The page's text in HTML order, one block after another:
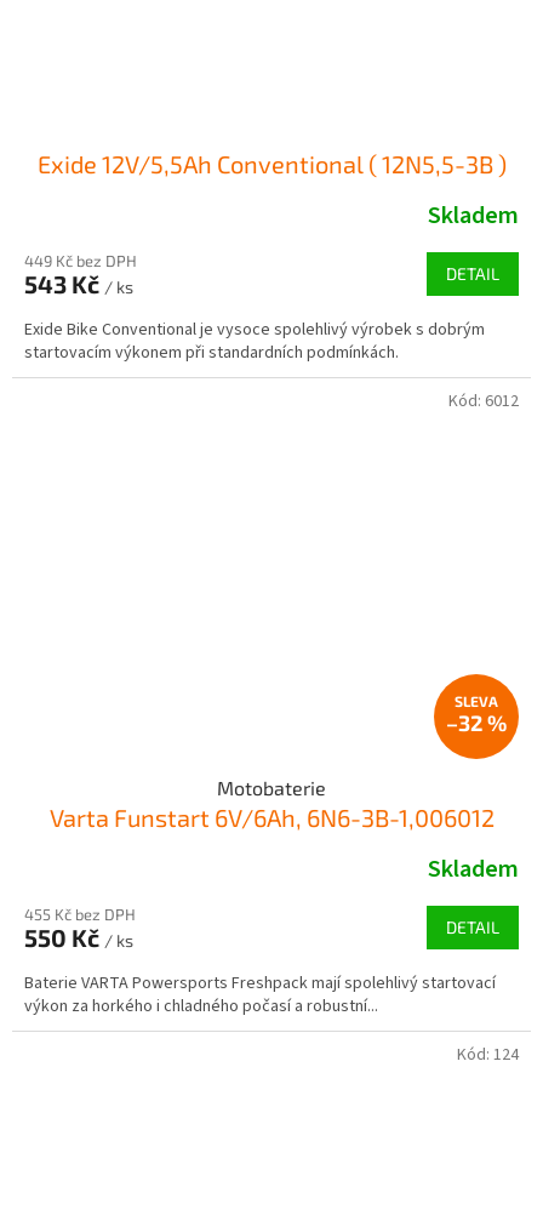
Exide 12V/5,5Ah Conventional ( 12N5,5-3B )
Skladem
449 Kč bez DPH
543 Kč / ks
DETAIL
Exide Bike Conventional je vysoce spolehlivý výrobek s dobrým
startovacím výkonem při standardních podmínkách.
–32 %
Motobaterie
Varta Funstart 6V/6Ah, 6N6-3B-1,006012
Skladem
455 Kč bez DPH
550 Kč / ks
DETAIL
Baterie VARTA Powersports Freshpack mají spolehlivý startovací
výkon za horkého i chladného počasí a robustní...
Kód: 6012
Kód: 124